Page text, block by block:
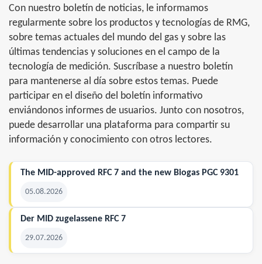
Con nuestro boletín de noticias, le informamos
regularmente sobre los productos y tecnologías de RMG,
sobre temas actuales del mundo del gas y sobre las
últimas tendencias y soluciones en el campo de la
tecnología de medición. Suscríbase a nuestro boletín
para mantenerse al día sobre estos temas. Puede
participar en el diseño del boletín informativo
enviándonos informes de usuarios. Junto con nosotros,
puede desarrollar una plataforma para compartir su
información y conocimiento con otros lectores.
The MID-approved RFC 7 and the new Biogas PGC 9301
05.08.2026
Der MID zugelassene RFC 7
29.07.2026